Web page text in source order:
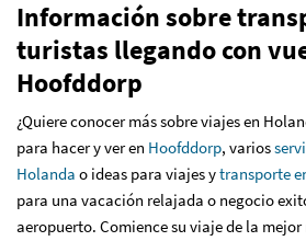
Información sobre
turistas llegando con
Hoofddorp
¿Quiere conocer más sobre viajes en
para hacer y ver en Hoofddorp, varios
Holanda o ideas para viajes ytransporte
para una vacación relajada o negocio
aeropuerto. Comience su viaje de la